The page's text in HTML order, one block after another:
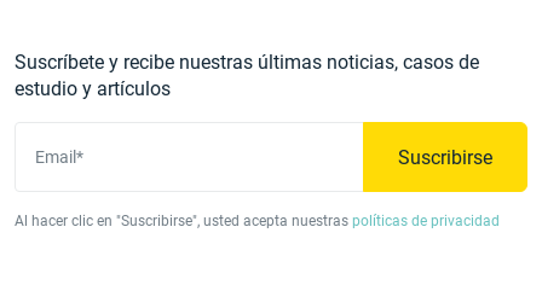
Suscríbete y recibe nuestras últimas noticias, casos de
estudio y artículos
Email* Suscribirse
Al hacer clic en "Suscribirse", usted acepta nuestras políticas de privacidad